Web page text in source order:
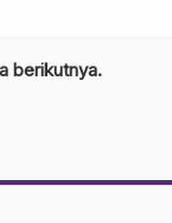
berikutnya.